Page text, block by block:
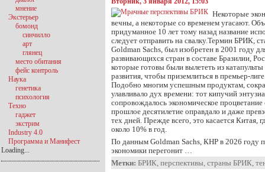
Некоторые
вечны, а некоторые со временем угасают.
придуманное 10 лет тому назад название
следует отправить на свалку.Термин БРИК,
Goldman Sachs, был изобретен в 2001 году
развивающихся стран в составе Бразилии,
которые готовы были вылететь из
развития, чтобы приземлиться в премьер-
Подобно многим успешным продуктам,
улавливало дух времени: тот кипучий
сопровождалось экономическое
прошлое десятилетие оправдало и даже
тех дней. Прежде всего, это касается Китая,
около 10% в год.
По данным Goldman Sachs, КНР в 2026 году
экономики перегонит …
Метки: БРИК, перспективы, страны БРИК,
мнение
Экстерьер
бомонд
синчилло
арт
глянец
место обитания
фейс контроль
Наука
генетика
психология
Техно
гаджет
экстрим
Industry 4.0
Программа и Манифест
Loading...